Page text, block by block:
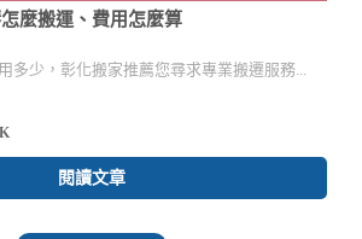
怎麼搬運、費用怎麼算
多少，彰化搬家推薦您尋求專業搬遷服務...
閱讀文章